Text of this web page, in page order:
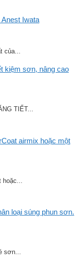
Iwata
của...
kiệm sơn, nâng cao
TIẾT...
airmix hoặc một
loại súng phun sơn.
sơn...